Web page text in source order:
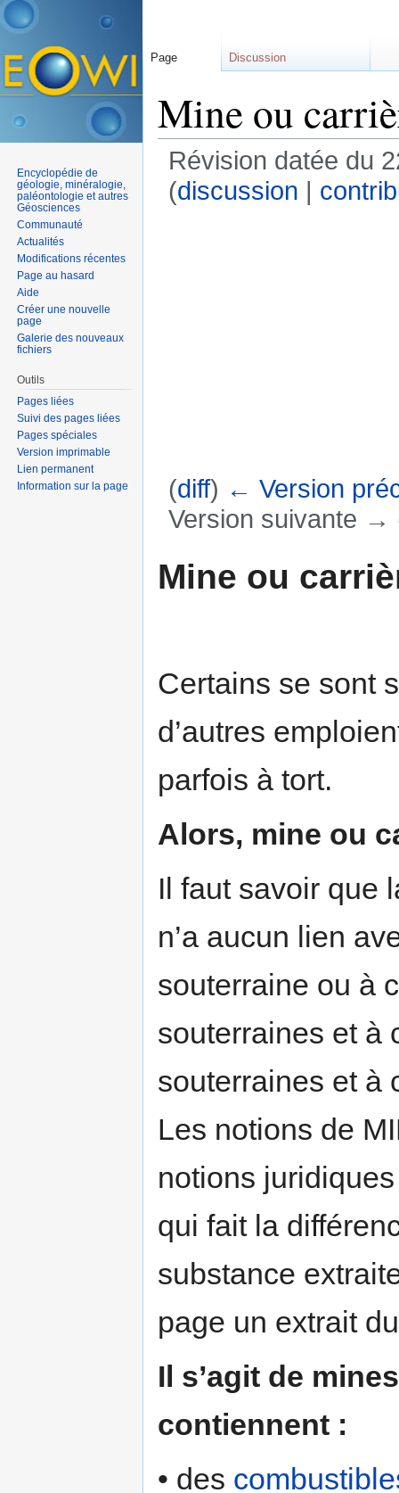
Mine ou
Révision datée du
(discussion |
(diff) ← Version
Version suivante →
Mine ou
Certains se sont
d’autres
parfois à tort.
Alors, mine ou
Il faut savoir que
n’a aucun lien
souterraine ou à
souterraines et à
souterraines et à
Les notions de
notions
qui fait la
substance
page un extrait
Il s’agit de
contiennent :
• des
Page Discussion
Encyclopédie de
géologie, minéralogie,
paléontologie et autres
Géosciences
Communauté
Actualités
Modifications récentes
Page au hasard
Aide
Créer une nouvelle
page
Galerie des nouveaux
fichiers
Outils
Pages liées
Suivi des pages liées
Pages spéciales
Version imprimable
Lien permanent
Information sur la page